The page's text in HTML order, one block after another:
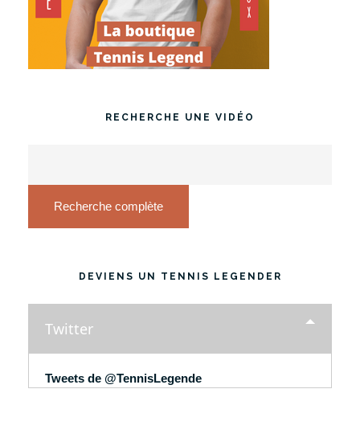
RECHERCHE UNE VIDÉO
Recherche complète
DEVIENS UN TENNIS LEGENDER
Twitter
Tweets de @TennisLegende